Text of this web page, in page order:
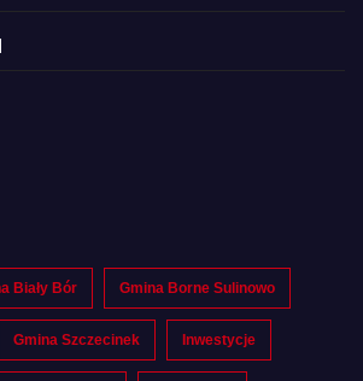
Biały Bór Gmina Borne Sulinowo
Gmina Szczecinek Inwestycje